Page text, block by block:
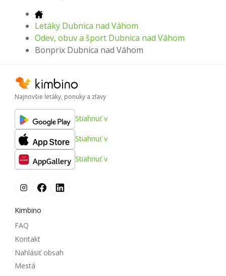
Letáky Dubnica nad Váhom
Odev, obuv a šport Dubnica nad Váhom
Bonprix Dubnica nad Váhom
Najnovšie letáky, ponuky a zľavy
Stiahnuť v
Stiahnuť v
Stiahnuť v
Kimbino
FAQ
Kontakt
Nahlásiť obsah
Mestá